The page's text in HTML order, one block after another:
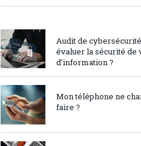
Audit de
évaluer la sécurité de
d’information ?
Mon téléphone ne
faire ?